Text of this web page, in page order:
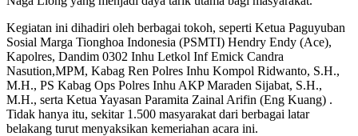
Kegiatan ini dihadiri oleh berbagai tokoh, seperti Ketua Paguyuban
Sosial Marga Tionghoa Indonesia (PSMTI) Hendry Endy (Ace),
Kapolres, Dandim 0302 Inhu Letkol Inf Emick Candra
Nasution,MPM, Kabag Ren Polres Inhu Kompol Ridwanto, S.H.,
M.H., PS Kabag Ops Polres Inhu AKP Maraden Sijabat, S.H.,
M.H., serta Ketua Yayasan Paramita Zainal Arifin (Eng Kuang) .
Tidak hanya itu, sekitar 1.500 masyarakat dari berbagai latar
belakang turut menyaksikan kemeriahan acara ini.